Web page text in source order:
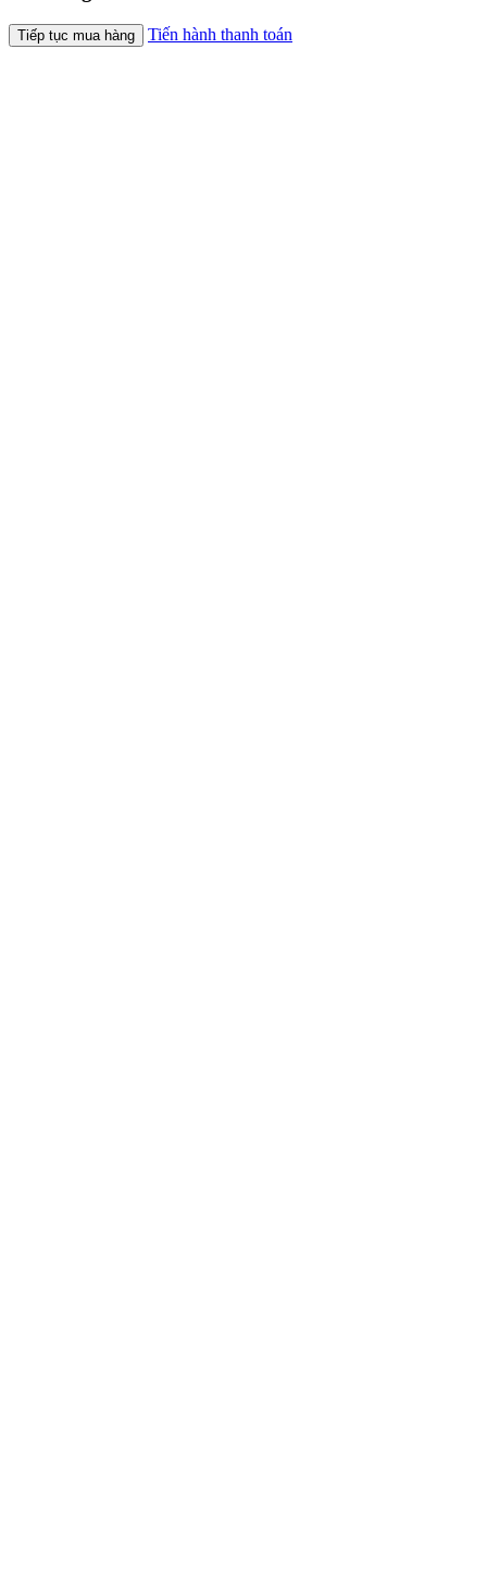
Tiếp tục mua hàng Tiến hành thanh toán